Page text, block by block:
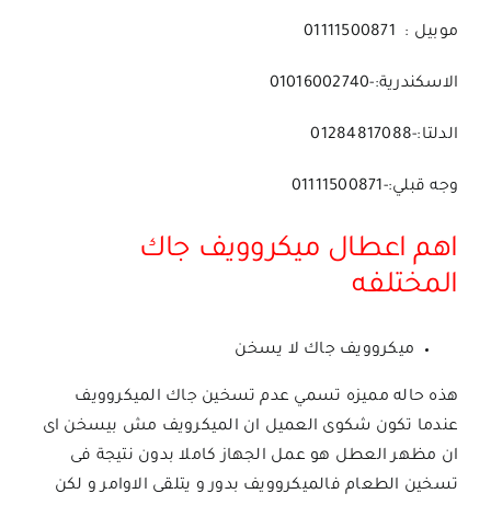
موبيل : 01111500871
الاسكندرية:-01016002740
الدلتا:-01284817088
وجه قبلي:-01111500871
اهم اعطال ميكروويف جاك
المختلفه
ميكروويف جاك لا يسخن
هذه حاله مميزه تسمي عدم تسخين جاك الميكروويف
عندما تكون شكوى العميل ان الميكرويف مش بيسخن اى
ان مظهر العطل هو عمل الجهاز كاملا بدون نتيجة فى
تسخين الطعام فالميكروويف بدور و يتلقى الاوامر و لكن